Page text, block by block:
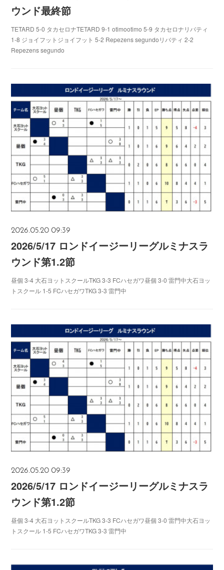
ウンド最終節
TETARD 5-0 タカセロナTETARD 9-1 otimootimo 5-9 タカセロナリバティ
1-8 ジョイフットジョイフット 5-2 Repezens segundoリバティ 2-2
Repezens segundo
2026.05.20 09:39
2026/5/17 ロンドイージーリーグルミナスラ
ウンド第1.2節
昼個 3-4 大石ヨットスクールTKG 3-3 FCハセガワ昼個 3-0 雷門中大石ヨッ
トスクール 1-5 FCハセガワTKG 3-3 雷門中
2026.05.20 09:39
2026/5/17 ロンドイージーリーグルミナスラ
ウンド第1.2節
昼個 3-4 大石ヨットスクールTKG 3-3 FCハセガワ昼個 3-0 雷門中大石ヨッ
トスクール 1-5 FCハセガワTKG 3-3 雷門中